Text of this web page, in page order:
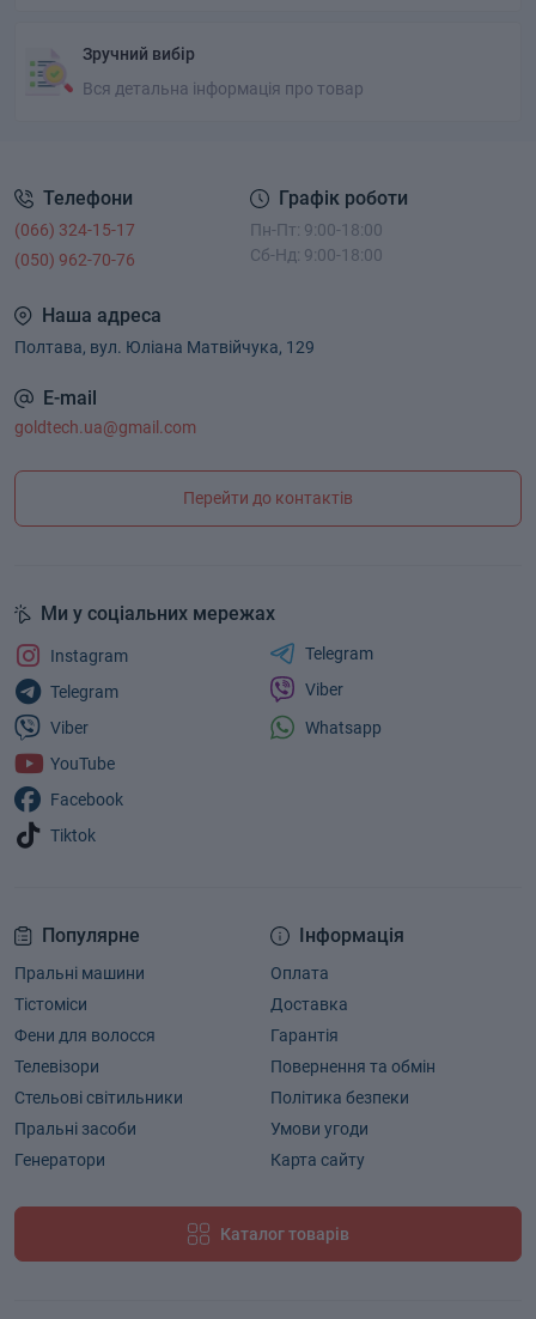
Зручний вибір
Вся детальна інформація про товар
Телефони
(066) 324-15-17
(050) 962-70-76
Графік роботи
Пн-Пт: 9:00-18:00
Сб-Нд: 9:00-18:00
Наша адреса
Полтава, вул. Юліана Матвійчука, 129
E-mail
goldtech.ua@gmail.com
Перейти до контактів
Популярне
Пральні машини
Тістоміси
Фени для волосся
Телевізори
Стельові світильники
Пральні засоби
Генератори
Інформація
Оплата
Доставка
Гарантія
Повернення та обмін
Політика безпеки
Умови угоди
Карта сайту
Каталог товарів
Ми у соціальних мережах
Instagram
Telegram
Viber
YouTube
Facebook
Tiktok
Telegram
Viber
Whatsapp